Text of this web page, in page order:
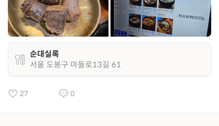
순대실록
서울 도봉구 마들로13길 61
27 0